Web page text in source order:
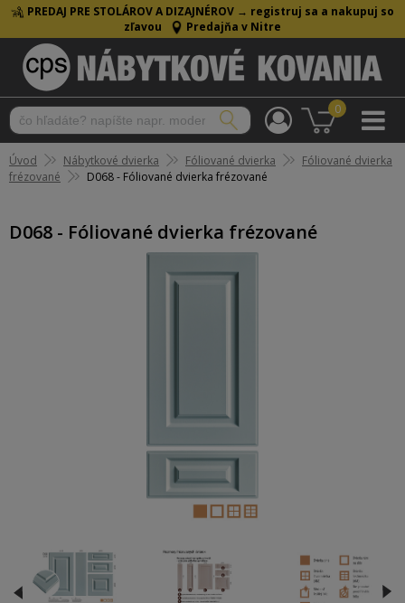
PREDAJ PRE STOLÁROV A DIZAJNÉROV → registruj sa a nakupuj so
zľavou
Predajňa v Nitre
0
Úvod Nábytkové dvierka Fóliované dvierka
Fóliované dvierka
frézované
D068 - Fóliované dvierka frézované
D068 - Fóliované dvierka frézované